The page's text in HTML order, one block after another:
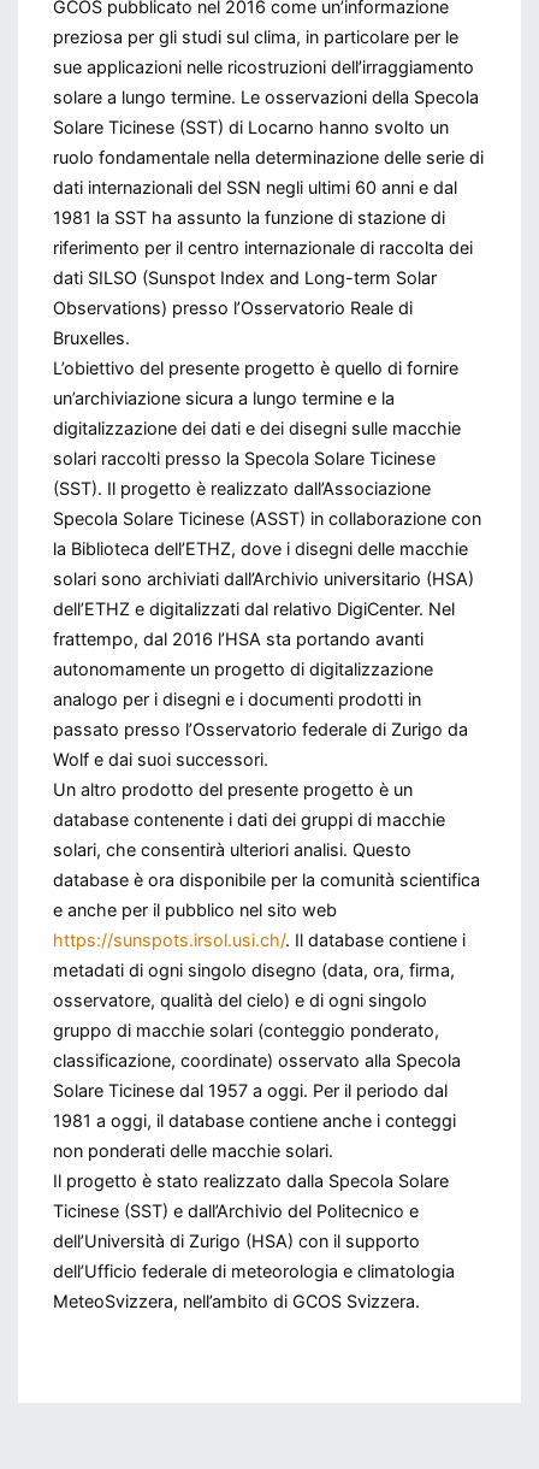
GCOS pubblicato nel 2016 come un’informazione
preziosa per gli studi sul clima, in particolare per le
sue applicazioni nelle ricostruzioni dell’irraggiamento
solare a lungo termine. Le osservazioni della Specola
Solare Ticinese (SST) di Locarno hanno svolto un
ruolo fondamentale nella determinazione delle serie di
dati internazionali del SSN negli ultimi 60 anni e dal
1981 la SST ha assunto la funzione di stazione di
riferimento per il centro internazionale di raccolta dei
dati SILSO (Sunspot Index and Long-term Solar
Observations) presso l’Osservatorio Reale di
Bruxelles.
L’obiettivo del presente progetto è quello di fornire
un’archiviazione sicura a lungo termine e la
digitalizzazione dei dati e dei disegni sulle macchie
solari raccolti presso la Specola Solare Ticinese
(SST). Il progetto è realizzato dall’Associazione
Specola Solare Ticinese (ASST) in collaborazione con
la Biblioteca dell’ETHZ, dove i disegni delle macchie
solari sono archiviati dall’Archivio universitario (HSA)
dell’ETHZ e digitalizzati dal relativo DigiCenter. Nel
frattempo, dal 2016 l’HSA sta portando avanti
autonomamente un progetto di digitalizzazione
analogo per i disegni e i documenti prodotti in
passato presso l’Osservatorio federale di Zurigo da
Wolf e dai suoi successori.
Un altro prodotto del presente progetto è un
database contenente i dati dei gruppi di macchie
solari, che consentirà ulteriori analisi. Questo
database è ora disponibile per la comunità scientifica
e anche per il pubblico nel sito web
https://sunspots.irsol.usi.ch/. Il database contiene i
metadati di ogni singolo disegno (data, ora, firma,
osservatore, qualità del cielo) e di ogni singolo
gruppo di macchie solari (conteggio ponderato,
classificazione, coordinate) osservato alla Specola
Solare Ticinese dal 1957 a oggi. Per il periodo dal
1981 a oggi, il database contiene anche i conteggi
non ponderati delle macchie solari.
Il progetto è stato realizzato dalla Specola Solare
Ticinese (SST) e dall’Archivio del Politecnico e
dell’Università di Zurigo (HSA) con il supporto
dell’Ufficio federale di meteorologia e climatologia
MeteoSvizzera, nell’ambito di GCOS Svizzera.